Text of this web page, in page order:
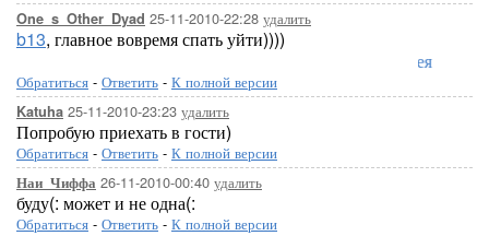
One_s_Other_Dyad 25-11-2010-22:28 удалить
b13, главное вовремя спать уйти))))
Лорелея
Обратиться - Ответить - К полной версии
Katuha 25-11-2010-23:23 удалить
Попробую приехать в гости)
Обратиться - Ответить - К полной версии
Наи_Чиффа 26-11-2010-00:40 удалить
буду(: может и не одна(:
Обратиться - Ответить - К полной версии